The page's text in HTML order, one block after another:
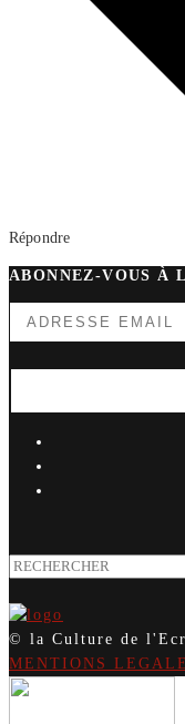
Répondre
ABONNEZ-VOUS À
© la Culture de
MENTIONS